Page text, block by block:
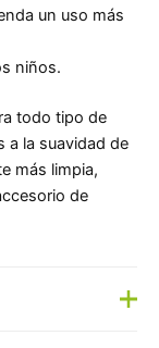
un uso más
niños.
todo tipo de
a la suavidad de
más limpia,
de